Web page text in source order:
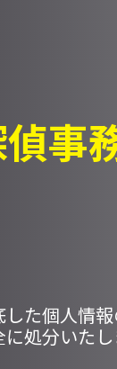
事
た個人情
処分いた